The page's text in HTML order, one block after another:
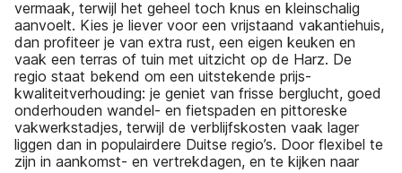
vermaak, terwijl het geheel toch knus en kleinschalig
aanvoelt. Kies je liever voor een vrijstaand vakantiehuis,
dan profiteer je van extra rust, een eigen keuken en
vaak een terras of tuin met uitzicht op de Harz. De
regio staat bekend om een uitstekende prijs-
kwaliteitverhouding: je geniet van frisse berglucht, goed
onderhouden wandel- en fietspaden en pittoreske
vakwerkstadjes, terwijl de verblijfskosten vaak lager
liggen dan in populairdere Duitse regio’s. Door flexibel te
zijn in aankomst- en vertrekdagen, en te kijken naar